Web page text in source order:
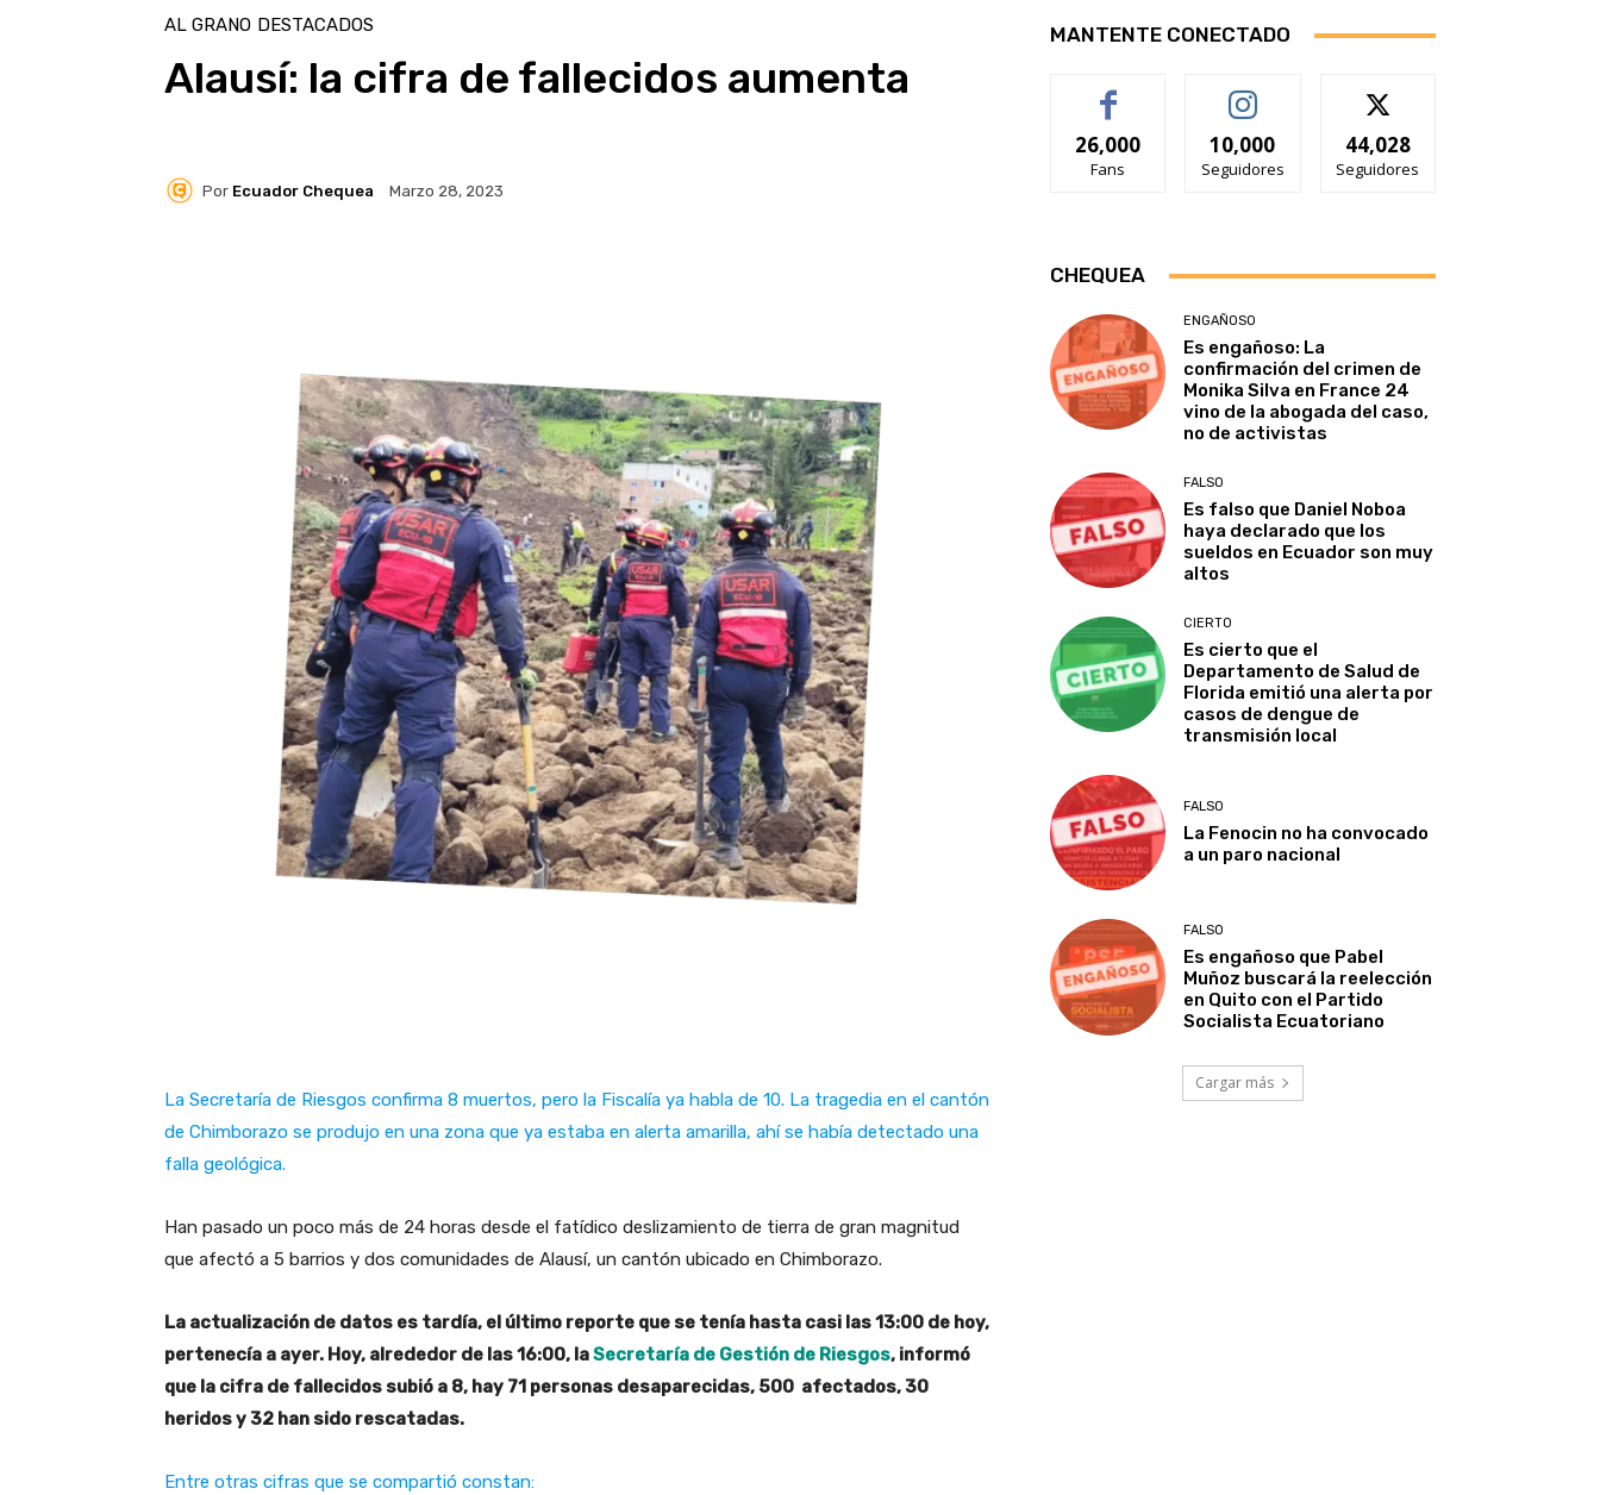
AL GRANO DESTACADOS
Alausí: la cifra de fallecidos aumenta
Por Ecuador Chequea Marzo 28, 2023
La Secretaría de Riesgos confirma 8 muertos, pero la Fiscalía ya habla de 10. La tragedia en el cantón
de Chimborazo se produjo en una zona que ya estaba en alerta amarilla, ahí se había detectado una
falla geológica.
Han pasado un poco más de 24 horas desde el fatídico deslizamiento de tierra de gran magnitud
que afectó a 5 barrios y dos comunidades de Alausí, un cantón ubicado en Chimborazo.
La actualización de datos es tardía, el último reporte que se tenía hasta casi las 13:00 de hoy,
pertenecía a ayer. Hoy, alrededor de las 16:00, laSecretaría de Gestión de Riesgos, informó
que la cifra de fallecidos subió a 8, hay 71 personas desaparecidas, 500 afectados, 30
heridos y 32 han sido rescatadas.
Entre otras cifras que se compartió constan:
MANTENTE CONECTADO
26,000
Fans
10,000
Seguidores
44,028
Seguidores
CHEQUEA
ENGAÑOSO
Es engañoso: La
confirmación del crimen de
Monika Silva en France 24
vino de la abogada del caso,
no de activistas
FALSO
Es falso que Daniel Noboa
haya declarado que los
sueldos en Ecuador son muy
altos
CIERTO
Es cierto que el
Departamento de Salud de
Florida emitió una alerta por
casos de dengue de
transmisión local
FALSO
La Fenocin no ha convocado
a un paro nacional
FALSO
Es engañoso que Pabel
Muñoz buscará la reelección
en Quito con el Partido
Socialista Ecuatoriano
Cargar más